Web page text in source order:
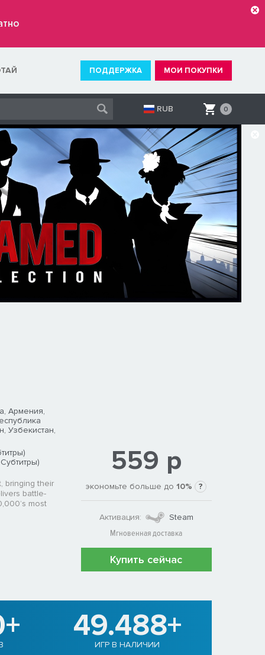
ПОДДЕРЖКА МОИ ПОКУПКИ
RUB 0
Армения,
Узбекистан,
bringing their
battle-
most
559 р
экономьте больше до10% ?
Активация:
Steam
Мгновенная доставка
Купить сейчас
49.488+
ИГР В НАЛИЧИИ